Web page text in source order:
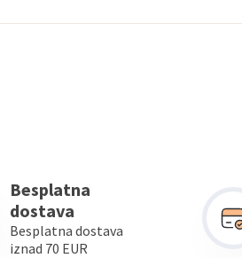
Besplatna
dostava
Besplatna dostava
iznad 70 EUR